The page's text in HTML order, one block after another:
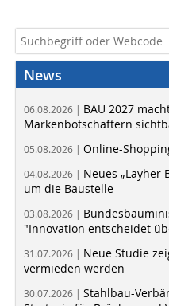
News
06.08.2026 | BAU 2027
Markenbotschaftern
05.08.2026 | Online-
04.08.2026 | Neues „Layher
um die Baustelle
03.08.2026 |
"Innovation entscheidet
31.07.2026 | Neue Studie
vermieden werden
30.07.2026 | Stahlbau-